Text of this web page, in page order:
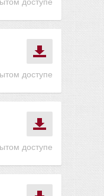
доступе
доступе